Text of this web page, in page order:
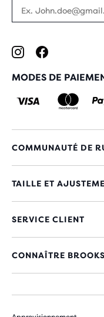
MODES DE
COMMUNAUTÉ DE
TAILLE ET
SERVICE CLIENT
CONNAÎTRE BROOKS